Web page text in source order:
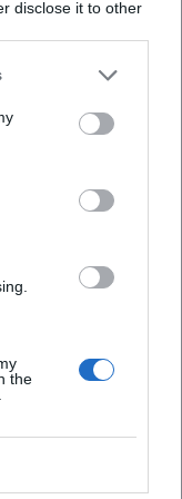
disclose it to other
the